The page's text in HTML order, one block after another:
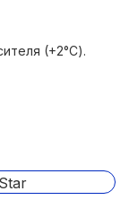
(+2°С).